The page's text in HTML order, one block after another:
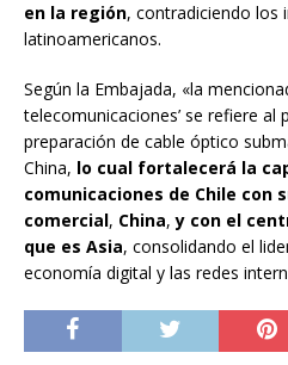
en la región, contradiciendo los
latinoamericanos.
Según la Embajada, «la
telecomunicaciones’ se refiere al
preparación de cable óptico
China, lo cual fortalecerá la
comunicaciones de Chile con
comercial, China, y con el
que es Asia, consolidando el
economía digital y las redes